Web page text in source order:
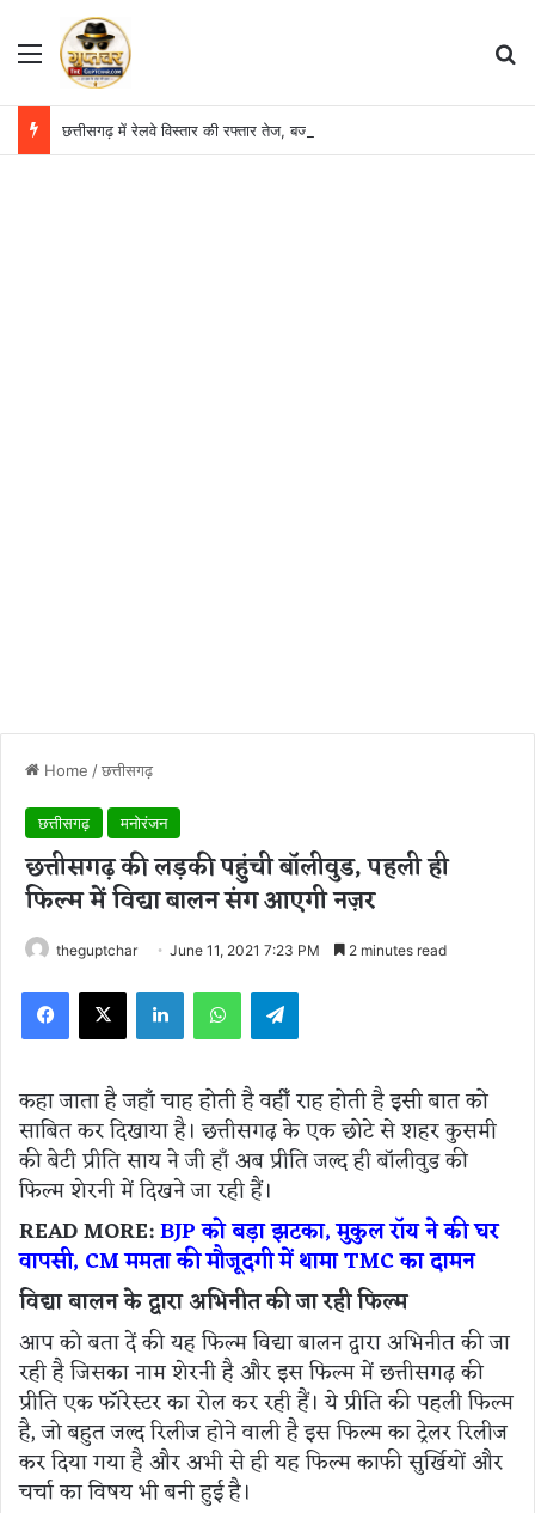
Menu
Home /छत्तीसगढ़
छत्तीसगढ़ मनोरंजन
छत्तीसगढ़ की लड़की पहुंची बॉलीवुड, पहली ही
फिल्म में विद्या बालन संग आएगी नज़र
theguptchar June 11, 2021 7:23 PM 2 minutes read
कहा जाता है जहाँ चाह होती है वहीँ राह होती है इसी बात को
साबित कर दिखाया है। छत्तीसगढ़ के एक छोटे से शहर कुसमी
की बेटी प्रीति साय ने जी हाँ अब प्रीति जल्द ही बॉलीवुड की
फिल्म शेरनी में दिखने जा रही हैं।
READ MORE:BJP को बड़ा झटका, मुकुल रॉय ने की घर
वापसी, CM ममता की मौजूदगी में थामा TMC का दामन
विद्या बालन के द्वारा अभिनीत की जा रही फिल्म
आप को बता दें की यह फिल्म विद्या बालन द्वारा अभिनीत की जा
रही है जिसका नाम शेरनी है और इस फिल्म में छत्तीसगढ़ की
प्रीति एक फॉरेस्टर का रोल कर रही हैं। ये प्रीति की पहली फिल्म
है, जो बहुत जल्द रिलीज होने वाली है इस फिल्म का ट्रेलर रिलीज
कर दिया गया है और अभी से ही यह फिल्म काफी सुर्खियों और
चर्चा का विषय भी बनी हुई है।